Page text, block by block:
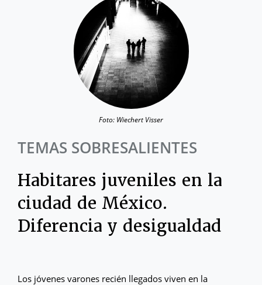
Foto: Wiechert Visser
TEMAS SOBRESALIENTES
Habitares juveniles en la
ciudad de México.
Diferencia y desigualdad
Los jóvenes varones recién llegados viven en la